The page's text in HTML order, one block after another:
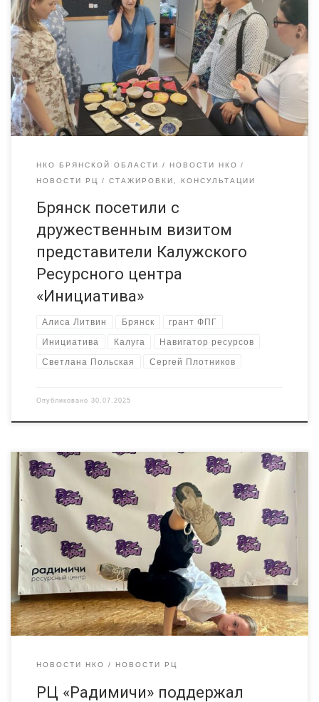
Калужского Ресурсного центра «Инициатива». При содействии
Ресурсного центра «Радимичи» состоялись встречи с
представителями брянских НКО, на которых коллеги из
соседних областей обменялись опытом, обсудили проблемы и
достижения. Калужане посетили Центр «Гармония», где
познакомились с системой, помогающей детям и взрослым с
особенностями развития справляться с […]
НКО БРЯНСКОЙ ОБЛАСТИ
НОВОСТИ НКО
НОВОСТИ РЦ
СТАЖИРОВКИ, КОНСУЛЬТАЦИИ
Брянск посетили с
дружественным визитом
представители Калужского
Ресурсного центра
«Инициатива»
Алиса Литвин Брянск грант ФПГ
Инициатива Калуга Навигатор ресурсов
Светлана Польская Сергей Плотников
Опубликовано 30.07.2025
30 июля прошел мастер-класс по брейк-дансу, в котором
приняло участие более 10 ребят, увлекающихся брейкингом и
хип- хопом. Это занятие стало подготовкой к большому
детскому фестивалю танцевальной уличной культуры «Все
Свои», который состоится в августе в новозыбковском
городском парке. Ресурсный центр «Радимичи» поддержал
эту танцевальную инициативу детей и подростков в […]
НОВОСТИ НКО НОВОСТИ РЦ
РЦ «Радимичи» поддержал